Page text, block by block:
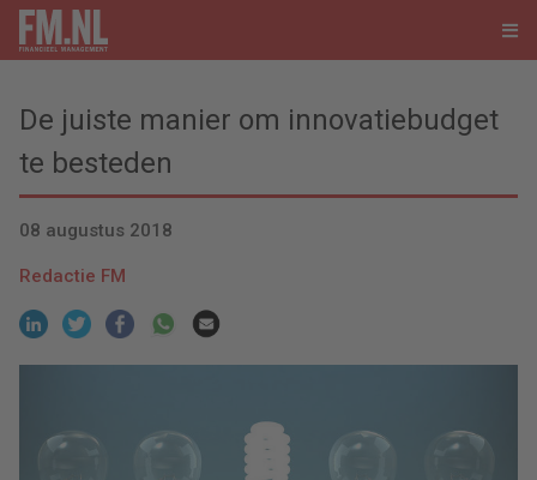
De juiste manier om innovatiebudget
te besteden
08 augustus 2018
Redactie FM